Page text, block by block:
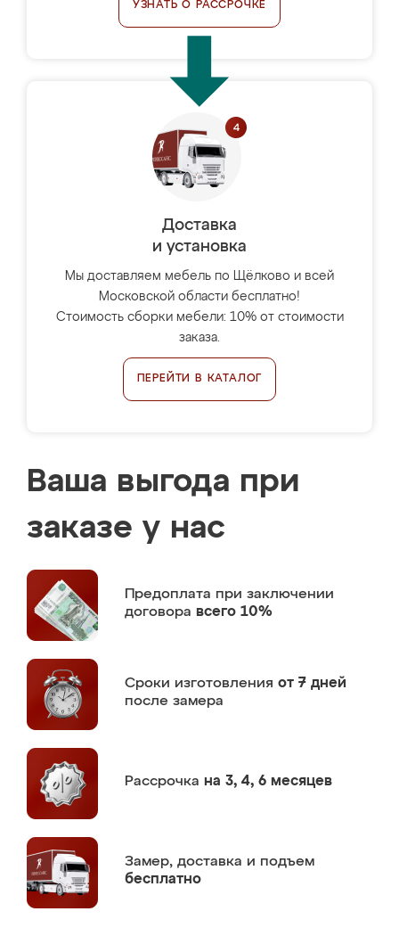
УЗНАТЬ О РАССРОЧКЕ
Доставка
и установка
Мы доставляем мебель по Щёлково и всей
Московской области бесплатно!
Стоимость сборки мебели: 10% от стоимости
заказа.
ПЕРЕЙТИ В КАТАЛОГ
Ваша выгода при
заказе у нас
Предоплата при заключении
договора всего 10%
Сроки изготовления от 7 дней
после замера
Рассрочка на 3, 4, 6 месяцев
Замер, доставка и подъем
бесплатно